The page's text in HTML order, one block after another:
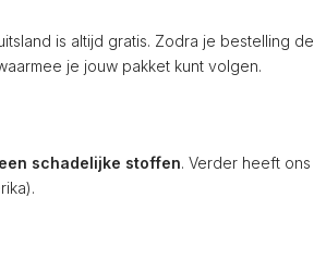
is altijd gratis. Zodra je bestelling de
je jouw pakket kunt volgen.
schadelijke stoffen. Verder heeft ons